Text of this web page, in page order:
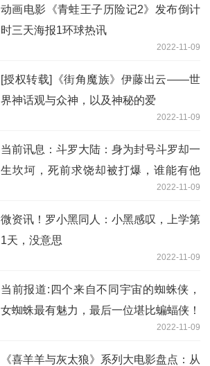
动画电影《青蛙王子历险记2》发布倒计
时三天海报1环球热讯
2022-11-09
[授权转载]《街角魔族》伊藤出云——世
界神话观与众神，以及神秘的爱
2022-11-09
当前讯息：斗罗大陆：身为封号斗罗却一
生坎坷，死前求饶却被打爆，谁能有他
2022-11-09
微资讯！罗小黑同人：小黑感叹，上学第
1天，没意思
2022-11-09
当前报道:四个来自不同宇宙的蜘蛛侠，
女蜘蛛最有魅力，最后一位堪比蝙蝠侠！
2022-11-09
《喜羊羊与灰太狼》系列大电影盘点：从